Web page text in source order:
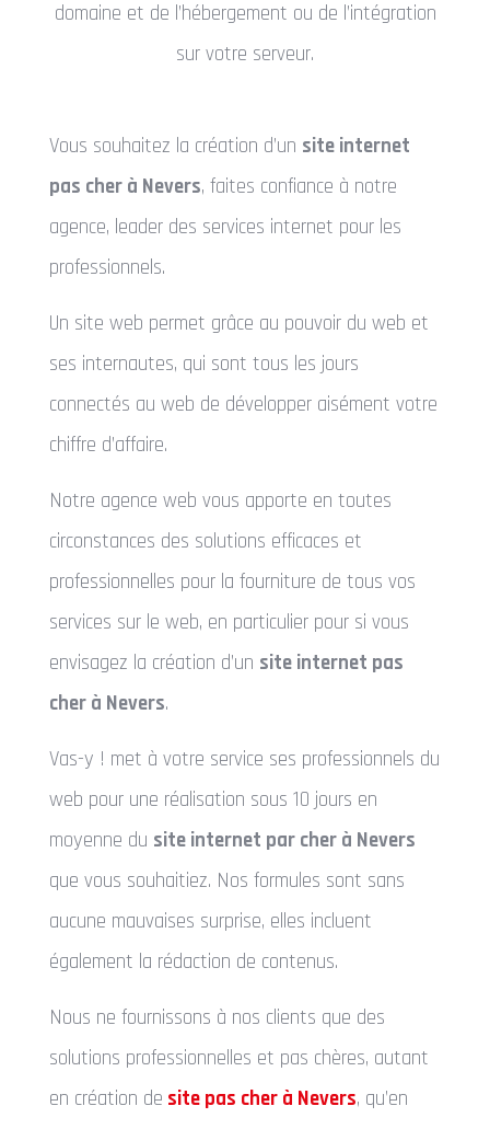
domaine et de l’hébergement ou de l’intégration
sur votre serveur.
Vous souhaitez la création d’un site internet
pas cher à Nevers, faites confiance à notre
agence, leader des services internet pour les
professionnels.
Un site web permet grâce au pouvoir du web et
ses internautes, qui sont tous les jours
connectés au web de développer aisément votre
chiffre d’affaire.
Notre agence web vous apporte en toutes
circonstances des solutions efficaces et
professionnelles pour la fourniture de tous vos
services sur le web, en particulier pour si vous
envisagez la création d’un site internet pas
cher à Nevers.
Vas-y ! met à votre service ses professionnels du
web pour une réalisation sous 10 jours en
moyenne du site internet par cher à Nevers
que vous souhaitiez. Nos formules sont sans
aucune mauvaises surprise, elles incluent
également la rédaction de contenus.
Nous ne fournissons à nos clients que des
solutions professionnelles et pas chères, autant
en création de site pas cher à Nevers, qu’en